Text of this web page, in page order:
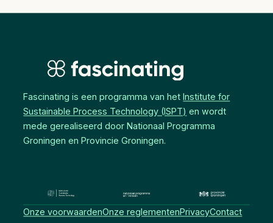
Fascinating is een programma van hetInstitute for
Sustainable Process Technology (ISPT) en wordt
mede gerealiseerd door Nationaal Programma
Groningen en Provincie Groningen.
Onze voorwaardenOnze reglementenPrivacyContact